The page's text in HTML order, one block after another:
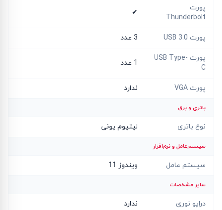
پورت
Thunderbolt
✔
پورت USB 3.0 3 عدد
پورت USB Type-
C
1 عدد
پورت VGA ندارد
باتری و برق
نوع باتری لیتیوم یونی
سیستم‌عامل و نرم‌افزار
سیستم عامل ویندوز 11
سایر مشخصات
درایو نوری ندارد